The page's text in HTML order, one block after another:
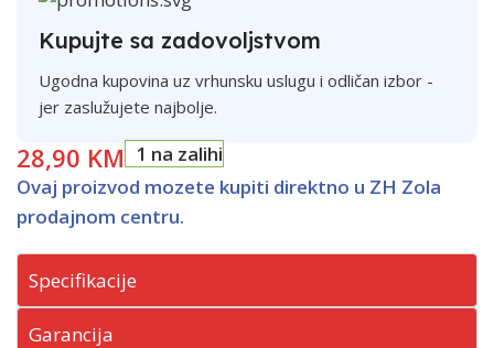
Kupujte sa zadovoljstvom
Ugodna kupovina uz vrhunsku uslugu i odličan izbor -
jer zaslužujete najbolje.
28,90 KM
1 na zalihi
Ovaj proizvod mozete kupiti direktno u ZH Zola
prodajnom centru.
Specifikacije
Garancija